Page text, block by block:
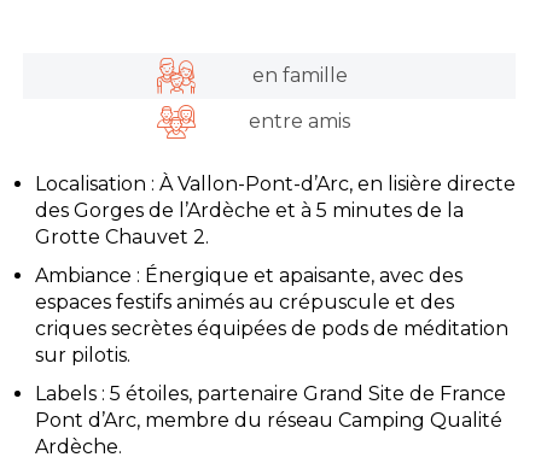
en famille
entre amis
Localisation : À Vallon-Pont-d’Arc, en lisière directe
des Gorges de l’Ardèche et à 5 minutes de la
Grotte Chauvet 2.
Ambiance : Énergique et apaisante, avec des
espaces festifs animés au crépuscule et des
criques secrètes équipées de pods de méditation
sur pilotis.
Labels : 5 étoiles, partenaire Grand Site de France
Pont d’Arc, membre du réseau Camping Qualité
Ardèche.